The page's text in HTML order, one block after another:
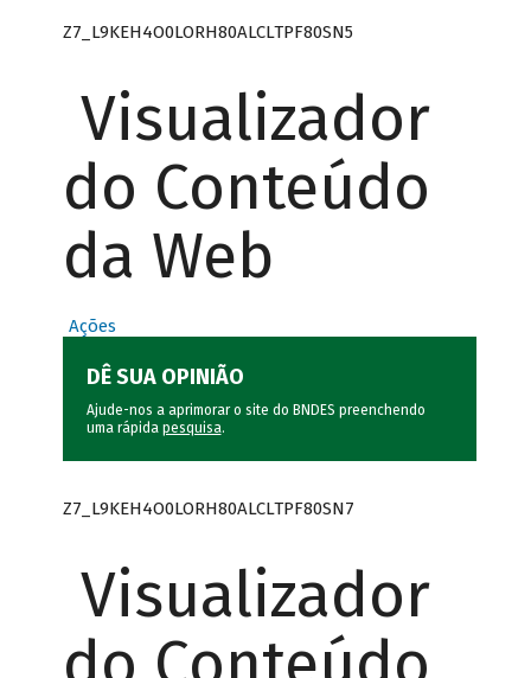
Z7_L9KEH4O0LORH80ALCLTPF80SN5
Visualizador
do Conteúdo
da Web
Ações
DÊ SUA OPINIÃO
Ajude-nos a aprimorar o site do BNDES preenchendo
uma rápida pesquisa.
Z7_L9KEH4O0LORH80ALCLTPF80SN7
Visualizador